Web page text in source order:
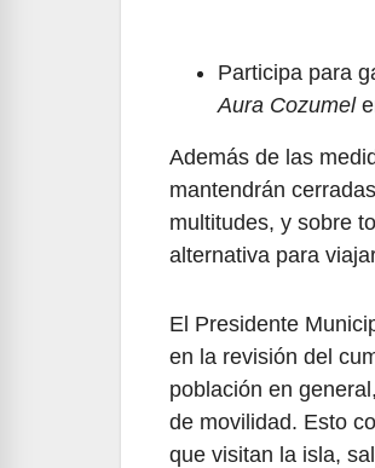
Participa para
Aura Cozumel
Además de las
mantendrán
multitudes, y sobre
alternativa para
El Presidente
en la revisión del
población en
de movilidad. Esto
que visitan la isla,